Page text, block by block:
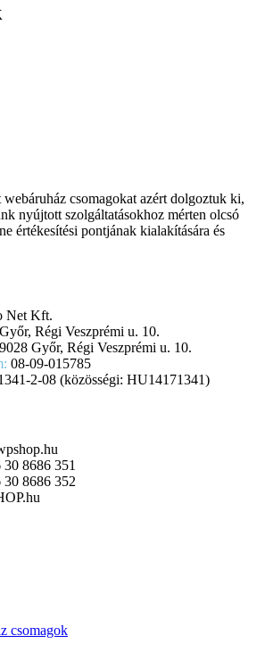
csomagokat azért dolgoztuk ki,
nyújtott szolgáltatásokhoz mérten olcsó
értékesítési pontjának kialakítására és
Net Kft.
Régi Veszprémi u. 10.
9028 Győr, Régi Veszprémi u. 10.
08-09-015785
2-08 (közösségi: HU14171341)
30 8686 351
30 8686 352
csomagok